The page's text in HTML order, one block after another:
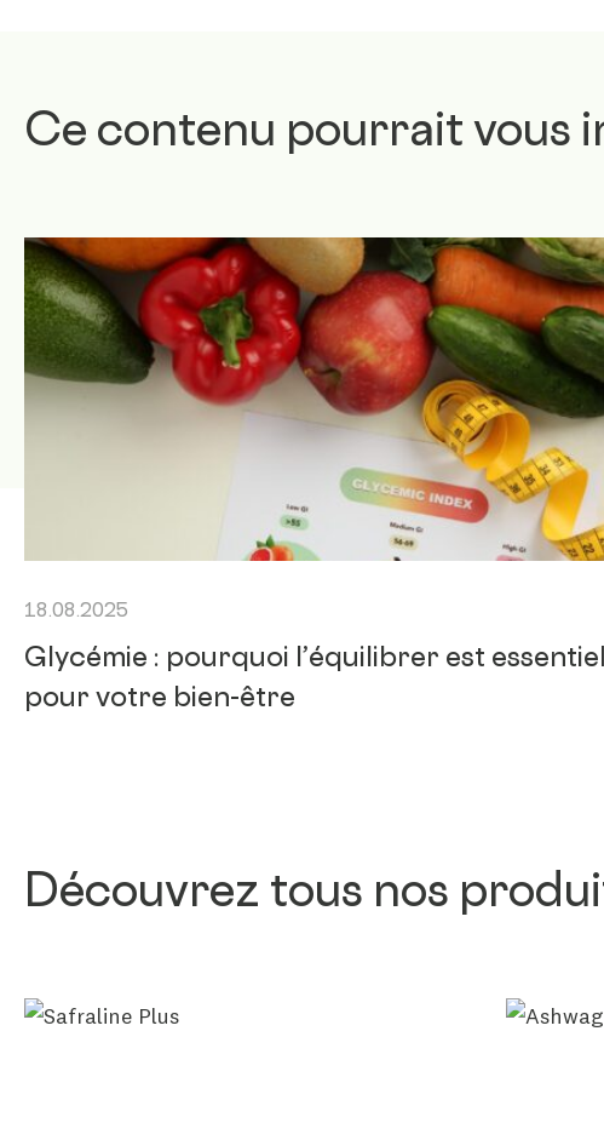
Ce contenu pourrait vous
18.08.2025
Glycémie : pourquoi l’équilibrer est essentiel
pour votre bien-être
Découvrez tous nos